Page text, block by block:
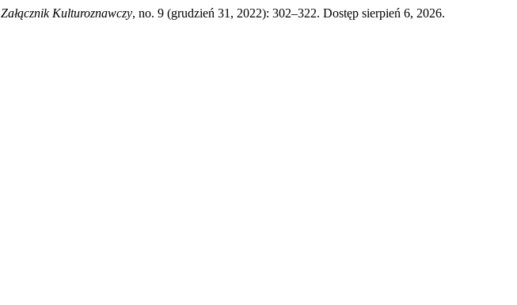
Załącznik Kulturoznawczy, no. 9 (grudzień 31, 2022): 302–322. Dostęp sierpień 6, 2026.